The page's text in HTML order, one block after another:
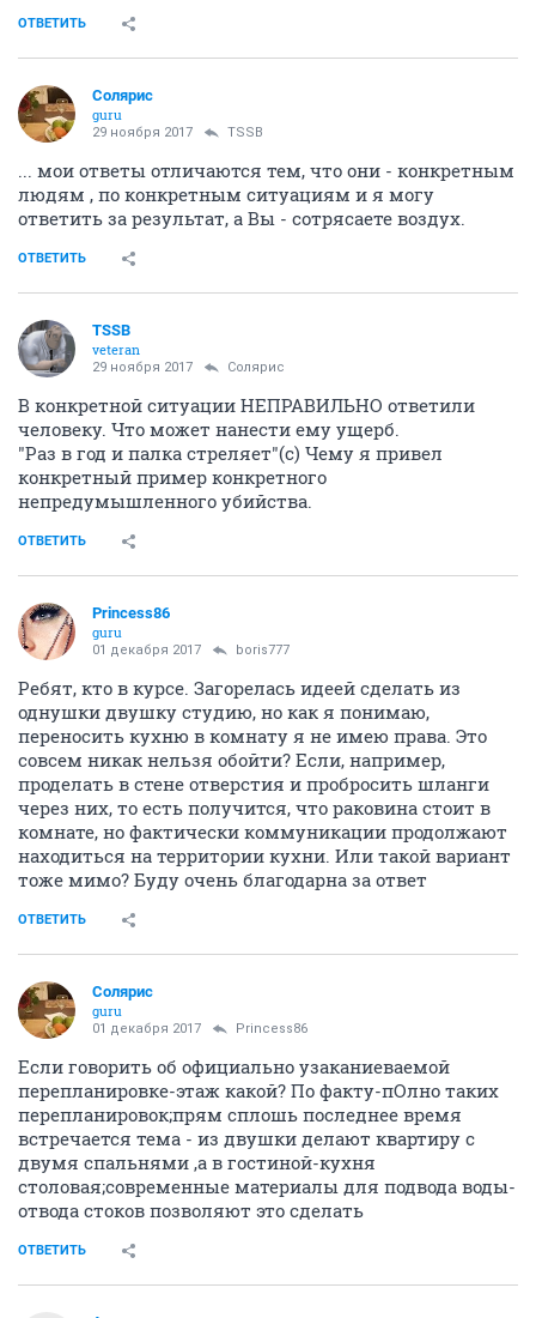
ОТВЕТИТЬ
Солярис
guru
29 ноября 2017 TSSB
... мои ответы отличаются тем, что они - конкретным
людям , по конкретным ситуациям и я могу
ответить за результат, а Вы - сотрясаете воздух.
ОТВЕТИТЬ
TSSB
veteran
29 ноября 2017 Солярис
В конкретной ситуации НЕПРАВИЛЬНО ответили
человеку. Что может нанести ему ущерб.
"Раз в год и палка стреляет"(с) Чему я привел
конкретный пример конкретного
непредумышленного убийства.
ОТВЕТИТЬ
Princess86
guru
01 декабря 2017 boris777
Ребят, кто в курсе. Загорелась идеей сделать из
однушки двушку студию, но как я понимаю,
переносить кухню в комнату я не имею права. Это
совсем никак нельзя обойти? Если, например,
проделать в стене отверстия и пробросить шланги
через них, то есть получится, что раковина стоит в
комнате, но фактически коммуникации продолжают
находиться на территории кухни. Или такой вариант
тоже мимо? Буду очень благодарна за ответ
ОТВЕТИТЬ
Солярис
guru
01 декабря 2017 Princess86
Если говорить об официально узаканиеваемой
перепланировке-этаж какой? По факту-пОлно таких
перепланировок;прям сплошь последнее время
встречается тема - из двушки делают квартиру с
двумя спальнями ,а в гостиной-кухня
столовая;современные материалы для подвода воды-
отвода стоков позволяют это сделать
ОТВЕТИТЬ